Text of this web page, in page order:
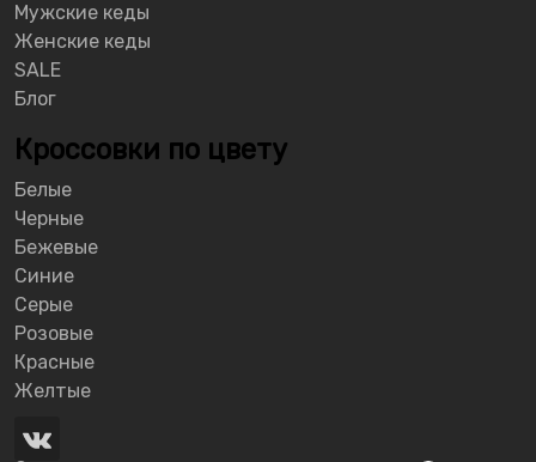
Мужские кеды
Женские кеды
SALE
Блог
Кроссовки по цвету
Белые
Черные
Бежевые
Синие
Серые
Розовые
Красные
Желтые